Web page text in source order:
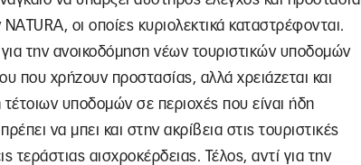
οι οποίες κυριολεκτικά καταστρέφονται.
την ανοικοδόμηση νέων τουριστικών υποδομών
που χρήζουν προστασίας, αλλά χρειάζεται και
υποδομών σε περιοχές που είναι ήδη
να μπει και στην ακρίβεια στις τουριστικές
τεράστιας αισχροκέρδειας. Τέλος, αντί για την